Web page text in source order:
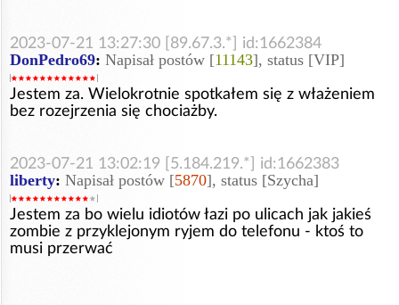
2023-07-21 13:27:30 [89.67.3.*] id:1662384
DonPedro69: Napisał postów [11143], status [VIP]
Jestem za. Wielokrotnie spotkałem się z włażeniem
bez rozejrzenia się chociażby.
2023-07-21 13:02:19 [5.184.219.*] id:1662383
liberty: Napisał postów [5870], status [Szycha]
Jestem za bo wielu idiotów łazi po ulicach jak jakieś
zombie z przyklejonym ryjem do telefonu - ktoś to
musi przerwać